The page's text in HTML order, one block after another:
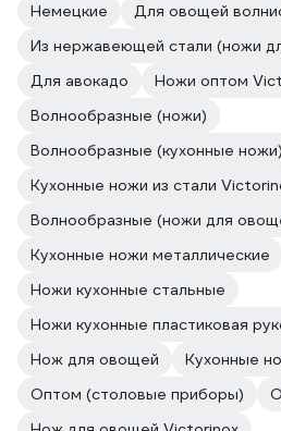
Немецкие
Для овощей
Для авокадо
Ножи оптом
Волнообразные (ножи)
Волнообразные (кухонные ножи)
Кухонные ножи из стали
Волнообразные (ножи для
Кухонные ножи металлические
Ножи кухонные стальные
Ножи кухонные пластиковая
Нож для овощей
Кухонные
Оптом (столовые приборы)